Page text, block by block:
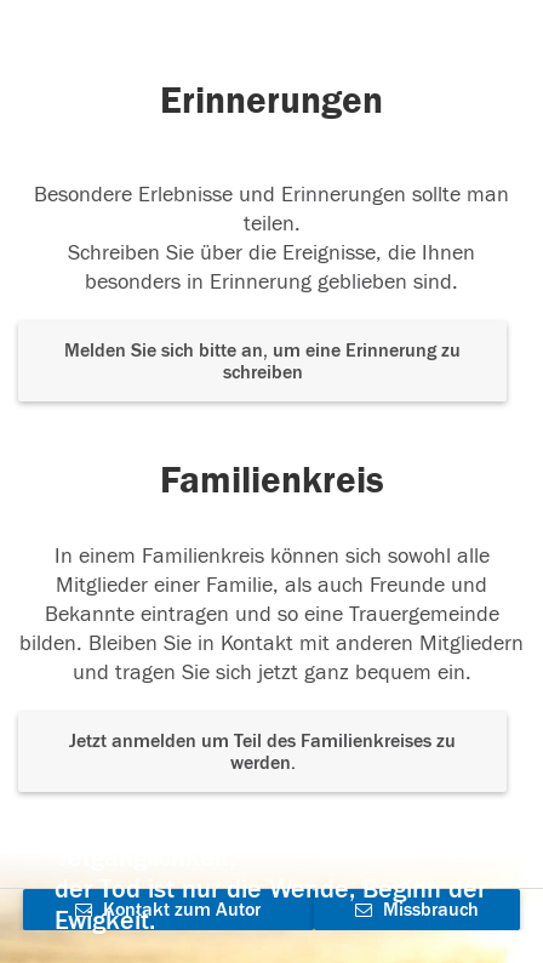
Erinnerungen
Besondere Erlebnisse und Erinnerungen sollte man
teilen.
Schreiben Sie über die Ereignisse, die Ihnen
besonders in Erinnerung geblieben sind.
Melden Sie sich bitte an, um eine Erinnerung zu
schreiben
Familienkreis
In einem Familienkreis können sich sowohl alle
Mitglieder einer Familie, als auch Freunde und
Bekannte eintragen und so eine Trauergemeinde
bilden. Bleiben Sie in Kontakt mit anderen Mitgliedern
und tragen Sie sich jetzt ganz bequem ein.
Jetzt anmelden um Teil des Familienkreises zu
werden.
der Tod ist nur die Wende, Beginn der
Ewigkeit.
Kontakt zum Autor
aufnehmen
Missbrauch